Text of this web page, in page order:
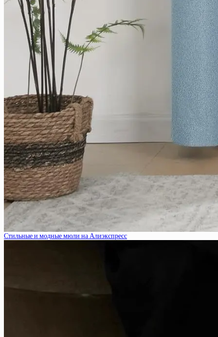
Стильные и модные мюли на Алиэкспресс